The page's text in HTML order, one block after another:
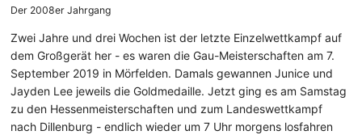
Der 2008er Jahrgang
Zwei Jahre und drei Wochen ist der letzte Einzelwettkampf auf
dem Großgerät her - es waren die Gau-Meisterschaften am 7.
September 2019 in Mörfelden. Damals gewannen Junice und
Jayden Lee jeweils die Goldmedaille. Jetzt ging es am Samstag
zu den Hessenmeisterschaften und zum Landeswettkampf
nach Dillenburg - endlich wieder um 7 Uhr morgens losfahren